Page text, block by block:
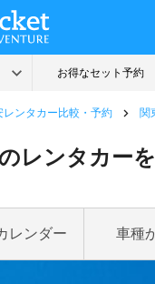
レンタカー比較・予約 関
レンタカー
レンダー 車種